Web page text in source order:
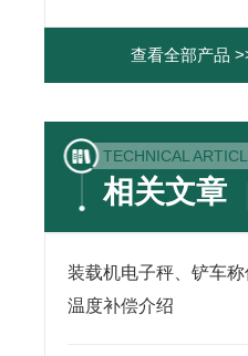
查看全部产品
TECHNICAL
相关文章
装载机电子秤、铲车
温度补偿介绍